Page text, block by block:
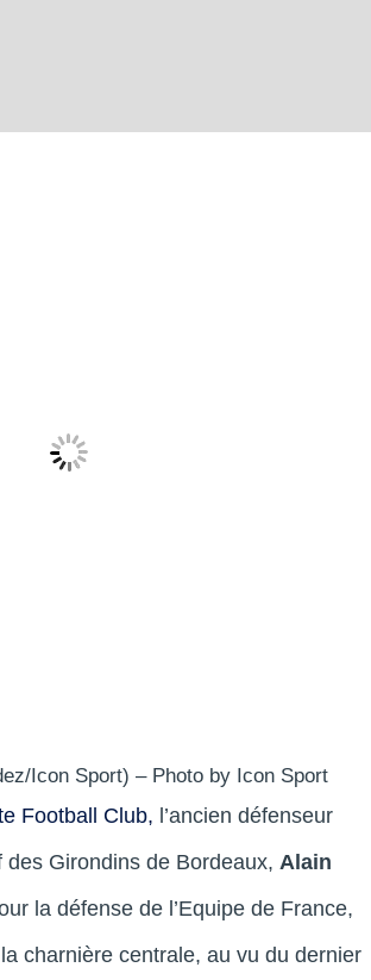
Icon Sport) – Photo by Icon Sport
Football Club, l’ancien défenseur
Girondins de Bordeaux, Alain
la défense de l’Equipe de France,
charnière centrale, au vu du dernier